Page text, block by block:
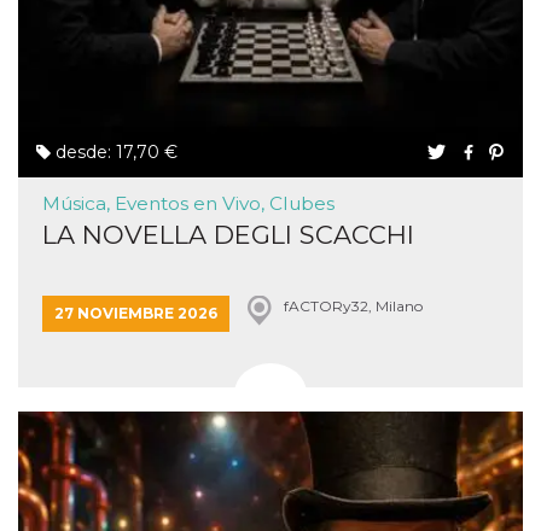
desde: 17,70 €
Música, Eventos en Vivo, Clubes
LA NOVELLA DEGLI SCACCHI
27 NOVIEMBRE 2026 fACTORy32, Milano